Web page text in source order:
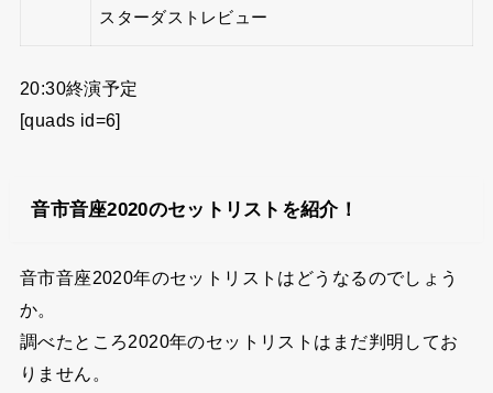
スターダストレビュー
20:30終演予定
[quads id=6]
音市音座2020のセットリストを紹介！
音市音座2020年のセットリストはどうなるのでしょう
か。
調べたところ2020年のセットリストはまだ判明してお
りません。